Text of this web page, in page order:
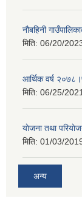
नौबहिनी
मिति: 06/20/
आर्थिक वर्ष
मिति: 06/25/
याेजना तथा
मिति: 01/03/
अन्य